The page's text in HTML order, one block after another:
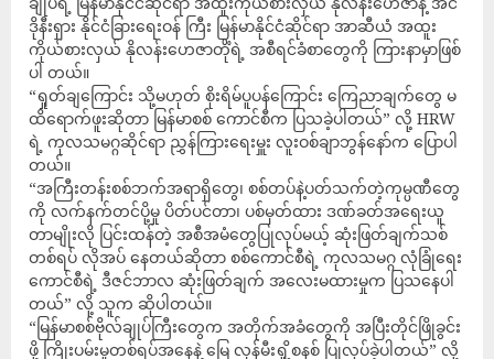
ဒိုနီးရှား နိုင်ငံခြားရေးဝန် ကြီး မြန်မာနိုင်ငံဆိုင်ရာ အာဆီယံ အထူး
ကိုယ်စားလှယ် နိုလန်းဟေဇာတိုံရဲ့ အစီရင်ခံစာတွေကို ကြားနာမှာဖြစ်
ပါ တယ်။
“ရှုတ်ချကြောင်း သို့မဟုတ် စိုးရိမ်ပူပန်ကြောင်း ကြေညာချက်တွေ မ
ထိရောက်ဖူးဆိုတာ မြန်မာစစ် ကောင်စီက ပြသခဲ့ပါတယ်” လို့ HRW
ရဲ့ ကုလသမဂ္ဂဆိုင်ရာ ညွှန်ကြားရေးမှူး လူးဝစ်ချာဘွန်နော်က ပြောပါ
တယ်။
“အကြီးတန်းစစ်ဘက်အရာရှိတွေ၊ စစ်တပ်နဲ့ပတ်သက်တဲ့ကုမ္ပဏီတွေ
ကို လက်နက်တင်ပို့မှု ပိတ်ပင်တာ၊ ပစ်မှတ်ထား ဒဏ်ခတ်အရေးယူ
တာမျိုးလို ပြင်းထန်တဲ့ အစီအမံတွေပြုလုပ်မယ့် ဆုံးဖြတ်ချက်သစ်
တစ်ရပ် လိုအပ် နေတယ်ဆိုတာ စစ်ကောင်စီရဲ့ ကုလသမဂ္ဂ လုံခြုံရေး
ကောင်စီရဲ့ ဒီဇင်ဘာလ ဆုံးဖြတ်ချက် အလေးမထားမှုက ပြသနေပါ
တယ်” လို့ သူက ဆိုပါတယ်။
“မြန်မာစစ်ဗိုလ်ချုပ်ကြီးတွေက အတိုက်အခံတွေကို အပြီးတိုင်ဖြိုခွင်း
ဖို့ ကြိုးပမ်းမှုတစ်ရပ်အနေနဲ့ မြေ လှန်မီးရှို့စနစ် ပြုလုပ်ခဲ့ပါတယ်” လို့